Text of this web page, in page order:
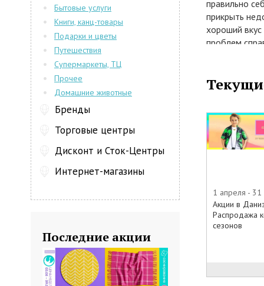
правильно
прикрыть
хороший
проблем
в интернет-
Каталог
В фирменном
куртки,
этим
для похода в
себе наряд.
будет
распродажах
1 апреля -
Акции в
Распродажа
сезонов
Бытовые услуги
Книги, канц-товары
Подарки и цветы
Путешествия
Супермаркеты, ТЦ
Прочее
Домашние животные
Бренды
Торговые центры
Дисконт и Сток-Центры
Интернет-магазины
Последние акции